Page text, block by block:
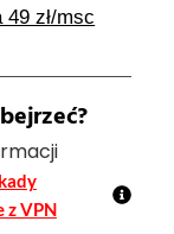
49 zł/msc
z VPN